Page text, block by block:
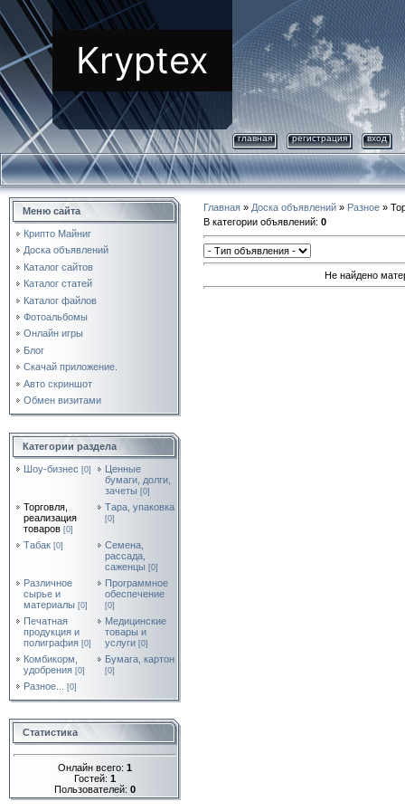
Kryptex
главная регистрация вход
Меню сайта
Крипто Майниг
Доска объявлений
Каталог сайтов
Каталог статей
Каталог файлов
Фотоальбомы
Онлайн игры
Блог
Скачай приложение.
Авто скриншот
Обмен визитами
Категории раздела
Шоу-бизнес [0]
Ценные
бумаги, долги,
зачеты [0]
Торговля,
реализация
товаров [0]
Тара, упаковка
[0]
Табак [0]
Семена,
рассада,
саженцы [0]
Различное
сырье и
материалы [0]
Программное
обеспечение
[0]
Печатная
продукция и
полиграфия [0]
Медицинские
товары и
услуги [0]
Комбикорм,
удобрения [0]
Бумага, картон
[0]
Разное... [0]
Статистика
Онлайн всего: 1
Гостей: 1
Пользователей: 0
Главная » Доска объявлений » Разное »
В категории объявлений: 0
Не найдено